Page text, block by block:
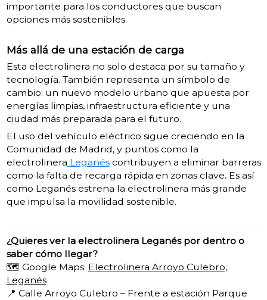
importante para los conductores que buscan
opciones más sostenibles.
Más allá de una estación de carga
Esta electrolinera no solo destaca por su tamaño y
tecnología. También representa un símbolo de
cambio: un nuevo modelo urbano que apuesta por
energías limpias, infraestructura eficiente y una
ciudad más preparada para el futuro.
El uso del vehículo eléctrico sigue creciendo en la
Comunidad de Madrid, y puntos como la
electrolinera Leganéscontribuyen a eliminar barreras
como la falta de recarga rápida en zonas clave. Es así
como Leganés estrena la electrolinera más grande
que impulsa la movilidad sostenible.
¿Quieres ver la electrolinera Leganés por dentro o
saber cómo llegar?
🗺️ Google Maps: Electrolinera Arroyo Culebro,
Leganés
📍 Calle Arroyo Culebro – Frente a estación Parque